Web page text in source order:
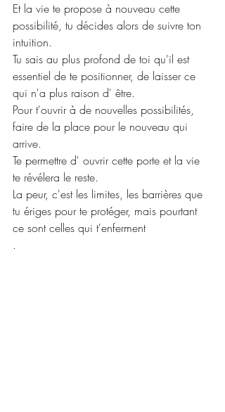
Et la vie te propose à nouveau cette
possibilité, tu décides alors de suivre ton
intuition.
Tu sais au plus profond de toi qu'il est
essentiel de te positionner, de laisser ce
qui n'a plus raison d' être.
Pour t'ouvrir à de nouvelles possibilités,
faire de la place pour le nouveau qui
arrive.
Te permettre d' ouvrir cette porte et la vie
te révélera le reste.
La peur, c'est les limites, les barrières que
tu ériges pour te protéger, mais pourtant
ce sont celles qui t'enferment
.